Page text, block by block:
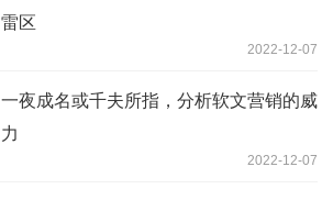
雷区
2022-12-07
一夜成名或千夫所指，分析软文营销的威
力
2022-12-07